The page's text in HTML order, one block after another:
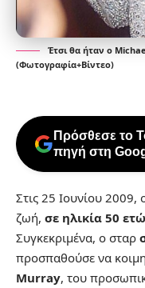
Έτσι θα ήταν ο
(Φωτογραφία+Βίντεο)
Πρόσθεσε το
πηγή στη
Στις 25 Ιουνίου 2009,
ζωή, σε ηλικία 50
Συγκεκριμένα, ο σταρ
προσπαθούσε να
Murray, του